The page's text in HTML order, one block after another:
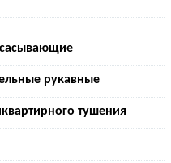
рукавные
тушения